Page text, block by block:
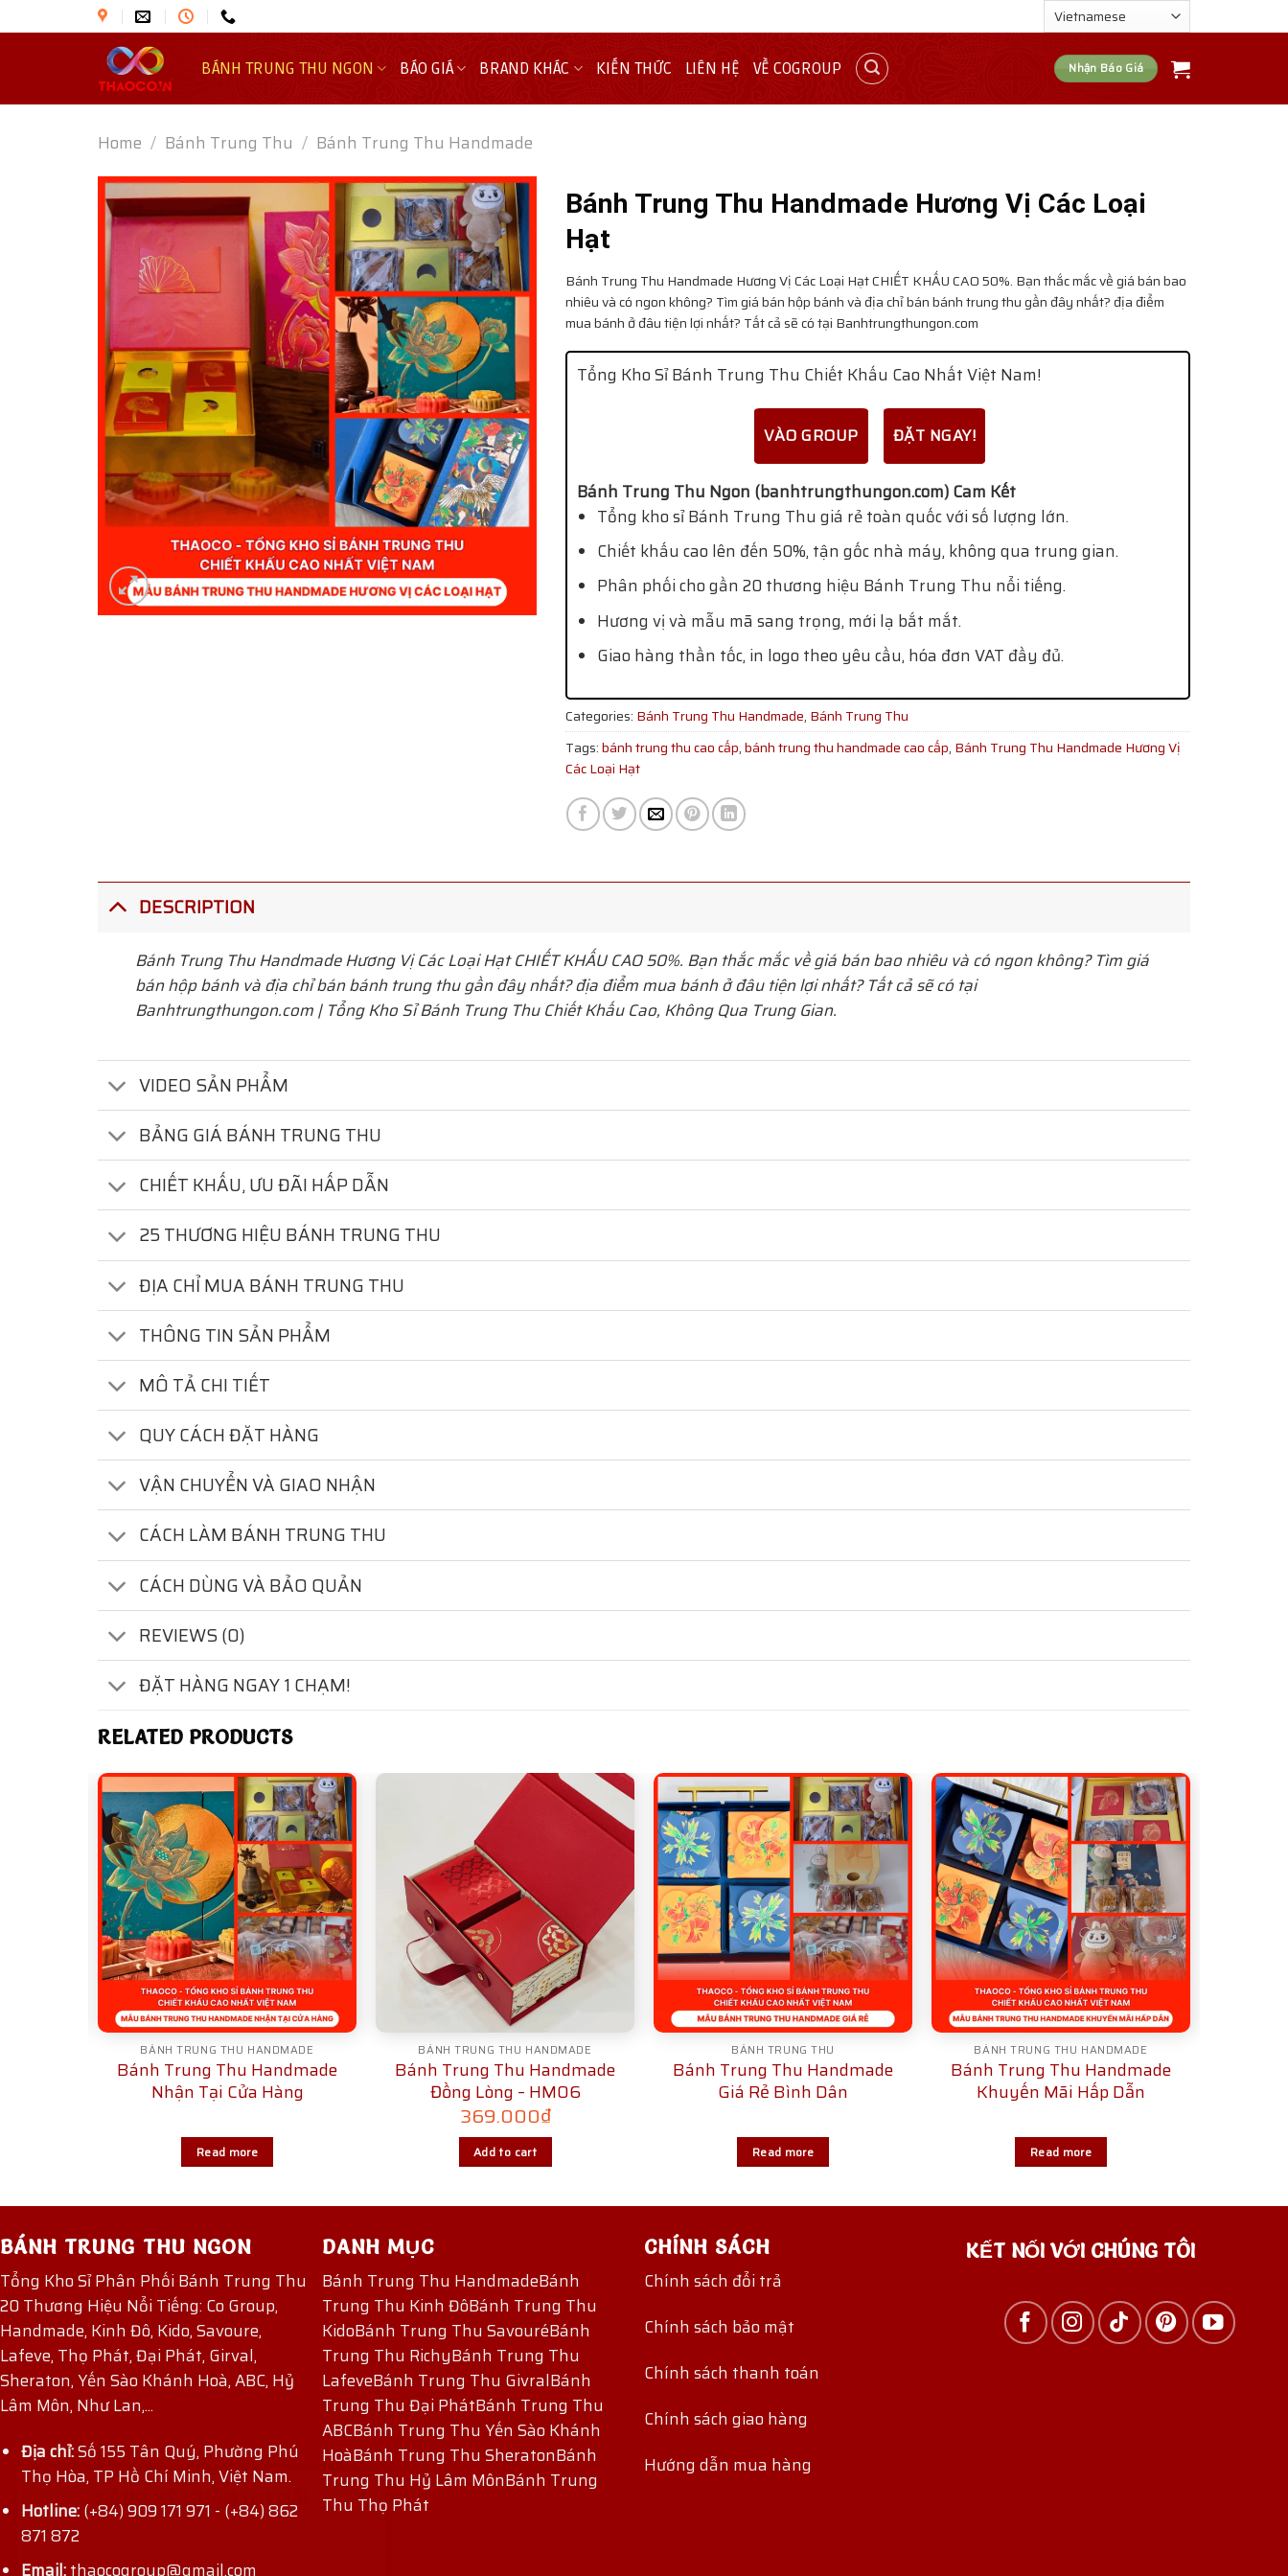
to
BÁNH TRUNG THU NGON BÁO GIÁ BRAND KHÁC KIẾN THỨC LIÊN HỆ VỀ COGROUP Nhận Báo Giá
Home / Bánh Trung Thu / Bánh Trung Thu Handmade
Bánh Trung Thu Handmade Hương Vị Các Loại
Hạt
Bánh Trung Thu Handmade Hương Vị Các Loại HạtCHIẾT KHẤU CAO 50%. Bạn thắc mắc về giá bán bao
nhiêu và có ngon không? Tìm giá bán hộp bánh và địa chỉ bán bánh trung thu gần đây nhất? địa điểm
mua bánh ở đâu tiện lợi nhất? Tất cả sẽ có tại Banhtrungthungon.com
Tổng Kho Sỉ Bánh Trung Thu Chiết Khấu Cao Nhất Việt Nam!
VÀO GROUP ĐẶT NGAY!
Bánh Trung Thu Ngon (banhtrungthungon.com) Cam Kết
Tổng kho sỉ Bánh Trung Thu giá rẻ toàn quốc với số lượng lớn.
Chiết khấu cao lên đến 50%, tận gốc nhà máy, không qua trung gian.
Phân phối cho gần 20 thương hiệu Bánh Trung Thu nổi tiếng.
Hương vị và mẫu mã sang trọng, mới lạ bắt mắt.
Giao hàng thần tốc, in logo theo yêu cầu, hóa đơn VAT đầy đủ.
Categories: Bánh Trung Thu Handmade, Bánh Trung Thu
Tags:bánh trung thu cao cấp,bánh trung thu handmade cao cấp, Bánh Trung Thu Handmade Hương Vị
Các Loại Hạt
DESCRIPTION
Bánh Trung Thu Handmade Hương Vị Các Loại HạtCHIẾT KHẤU CAO 50%. Bạn thắc mắc về giá bán bao nhiêu và có ngon không? Tìm giá
bán hộp bánh và địa chỉ bán bánh trung thu gần đây nhất? địa điểm mua bánh ở đâu tiện lợi nhất? Tất cả sẽ có tại
Banhtrungthungon.com | Tổng Kho Sỉ Bánh Trung Thu Chiết Khấu Cao, Không Qua Trung Gian.
VIDEO SẢN PHẨM
BẢNG GIÁ BÁNH TRUNG THU
CHIẾT KHẤU, ƯU ĐÃI HẤP DẪN
25 THƯƠNG HIỆU BÁNH TRUNG THU
ĐỊA CHỈ MUA BÁNH TRUNG THU
THÔNG TIN SẢN PHẨM
MÔ TẢ CHI TIẾT
QUY CÁCH ĐẶT HÀNG
VẬN CHUYỂN VÀ GIAO NHẬN
CÁCH LÀM BÁNH TRUNG THU
CÁCH DÙNG VÀ BẢO QUẢN
REVIEWS (0)
ĐẶT HÀNG NGAY 1 CHẠM!
RELATED PRODUCTS
BÁNH TRUNG THU HANDMADE
Bánh Trung Thu Handmade
Nhận Tại Cửa Hàng
Read more
BÁNH TRUNG THU HANDMADE
Bánh Trung Thu Handmade
Đồng Lòng – HM06
369.000₫
Add to cart
BÁNH TRUNG THU
Bánh Trung Thu Handmade
Giá Rẻ Bình Dân
Read more
BÁNH TRUNG THU HANDMADE
Bánh Trung Thu Handmade
Khuyến Mãi Hấp Dẫn
Read more
BÁNH TRUNG THU NGON
Tổng Kho Sỉ Phân Phối Bánh Trung Thu
20 Thương Hiệu Nổi Tiếng: Co Group,
Handmade, Kinh Đô, Kido, Savoure,
Lafeve, Thọ Phát, Đại Phát, Girval,
Sheraton, Yến Sào Khánh Hoà, ABC, Hỷ
Lâm Môn, Như Lan,...
Địa chỉ:Số 155 Tân Quý, Phường Phú
Thọ Hòa, TP Hồ Chí Minh, Việt Nam.
Hotline:(+84) 909 171 971 - (+84) 862
871 872
Email:thaocogroup@gmail.com
DANH MỤC
Bánh Trung Thu HandmadeBánh
Trung Thu Kinh ĐôBánh Trung Thu
KidoBánh Trung Thu SavouréBánh
Trung Thu RichyBánh Trung Thu
LafeveBánh Trung Thu GivralBánh
Trung Thu Đại PhátBánh Trung Thu
ABCBánh Trung Thu Yến Sào Khánh
HoàBánh Trung Thu SheratonBánh
Trung Thu Hỷ Lâm MônBánh Trung
Thu Thọ Phát
CHÍNH SÁCH
Chính sách đổi trả
Chính sách bảo mật
Chính sách thanh toán
Chính sách giao hàng
Hướng dẫn mua hàng
KẾT NỐI VỚI CHÚNG TÔI
ĐĂNG KÝ NHẬN ƯU ĐÃI